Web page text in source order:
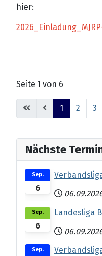
hier:
Seite 1 von 6
1 2 3
Nächste
6
Sep.
6
Sep.
Landesliga
Sep.